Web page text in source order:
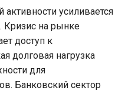
усиливается
Кризис на рынке
доступ к
долговая нагрузка
для
Банковский сектор